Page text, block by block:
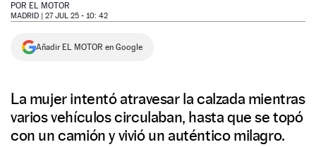
SÍGUENOS
POR EL MOTOR
MADRID | 27 JUL 25 - 10: 42
Añadir EL MOTOR en Google
La mujer intentó atravesar la calzada mientras
varios vehículos circulaban, hasta que se topó
con un camión y vivió un auténtico milagro.